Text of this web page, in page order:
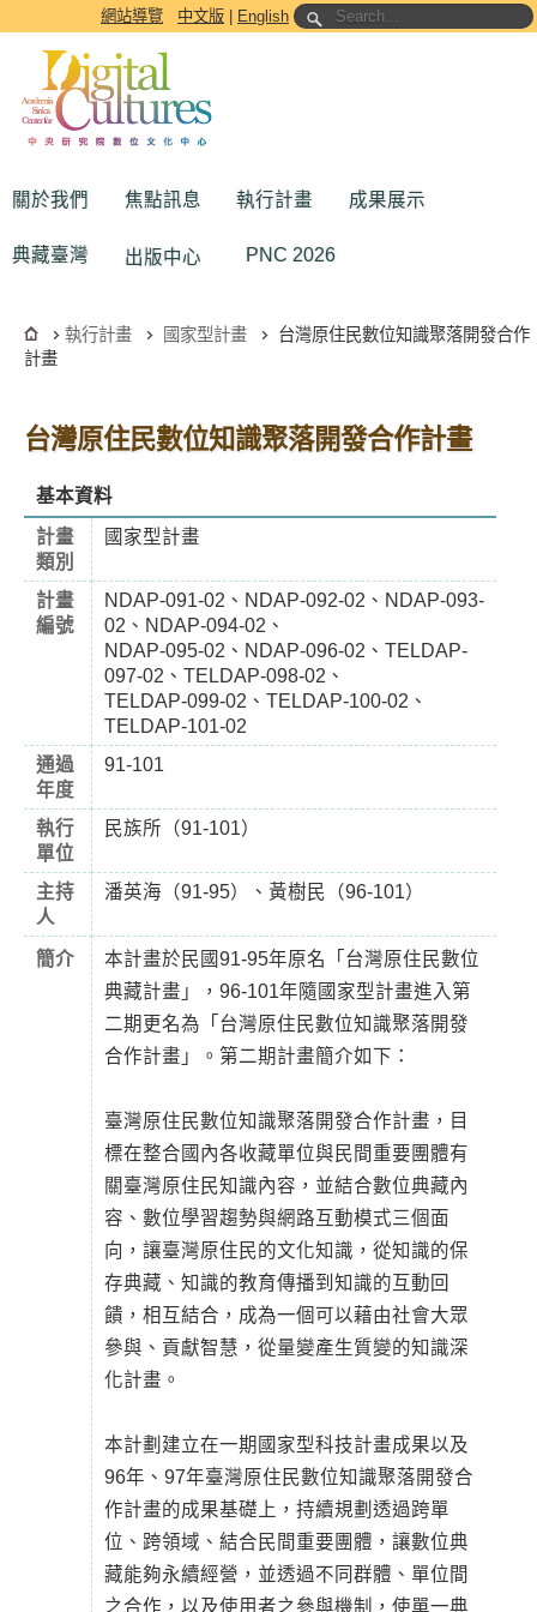
跳到主要內容區塊網站導覽 中文版 English
關於我們 焦點訊息 執行計畫 成果展示
典藏臺灣 出版中心 PNC 2026
執行計畫 國家型計畫
台灣原住民數位知識聚落開發合作
計畫
台灣原住民數位知識聚落開發合作計畫
基本資料
計畫
類別
國家型計畫
計畫
編號
NDAP-091-02、NDAP-092-02、NDAP-093-
02、NDAP-094-02、
NDAP-095-02、NDAP-096-02、TELDAP-
097-02、TELDAP-098-02、
TELDAP-099-02、TELDAP-100-02、
TELDAP-101-02
通過
年度
91-101
執行
單位
民族所（91-101）
主持
人
潘英海（91-95）、黃樹民（96-101）
簡介
本計畫於民國91-95年原名「台灣原住民數位
典藏計畫」，96-101年隨國家型計畫進入第
二期更名為「台灣原住民數位知識聚落開發
合作計畫」。第二期計畫簡介如下：
臺灣原住民數位知識聚落開發合作計畫，目
標在整合國內各收藏單位與民間重要團體有
關臺灣原住民知識內容，並結合數位典藏內
容、數位學習趨勢與網路互動模式三個面
向，讓臺灣原住民的文化知識，從知識的保
存典藏、知識的教育傳播到知識的互動回
饋，相互結合，成為一個可以藉由社會大眾
參與、貢獻智慧，從量變產生質變的知識深
化計畫。
本計劃建立在一期國家型科技計畫成果以及
96年、97年臺灣原住民數位知識聚落開發合
作計畫的成果基礎上，持續規劃透過跨單
位、跨領域、結合民間重要團體，讓數位典
藏能夠永續經營，並透過不同群體、單位間
之合作，以及使用者之參與機制，使單一典